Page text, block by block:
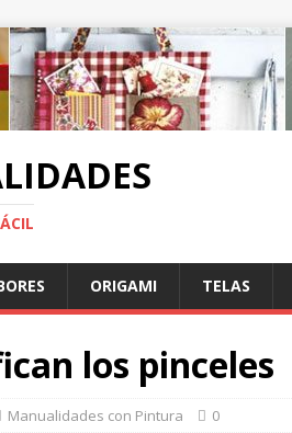
ORIGAMI TELAS
los pinceles
Manualidades con Pintura 0